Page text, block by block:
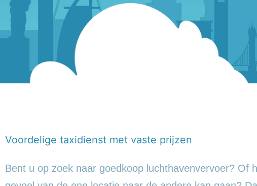
Voordelige taxidienst met vaste prijzen
Bent u op zoek naar goedkoop luchthavenvervoer? Of